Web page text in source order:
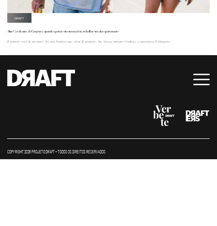
DRAFT
Aline Cavalcante, d’oGangorra: quando a paixão vira um negócio, trabalhar vira algo apaixonante
É possível viver do ativismo? Ter uma bandeira que, além de propósito, lhe ofereça sustento? Conheça a experiência d’oGangorra.
COPYRIGHT 2026 PROJETO DRAFT – TODOS OS DIREITOS RESERVADOS